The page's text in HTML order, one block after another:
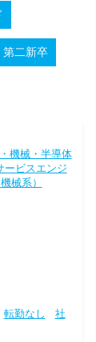
第二新卒
機械・半導体
ービスエンジ
械系）
転勤なし
社